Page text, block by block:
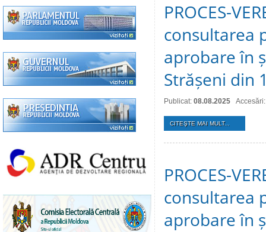
PROCES-
consultarea
aprobare în
Strășeni din
Publicat: 08.08.2025
CITEŞTE MAI MULT...
PROCES-
consultarea
aprobare în